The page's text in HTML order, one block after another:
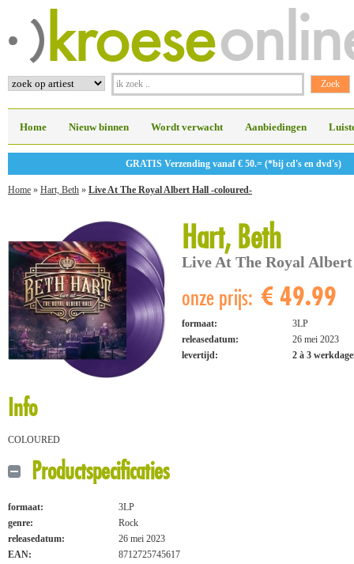
Home Nieuw binnen Wordt verwacht Aanbiedingen
GRATIS Verzending vanaf € 50.= (*bij cd's en dvd's)
Home » Hart, Beth » Live At The Royal Albert Hall -coloured-
Hart, Beth
Live At The Royal
onze prijs: € 49.99
formaat:
3LP
releasedatum:
26 mei 2023
levertijd:
2 à 3
Info
COLOURED
Productspecificaties
formaat:
3LP
genre:
Rock
releasedatum:
26 mei 2023
EAN:
8712725745617